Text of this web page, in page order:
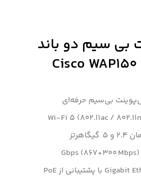
سیم دو باند
بی‌سیم حرفه‌ای